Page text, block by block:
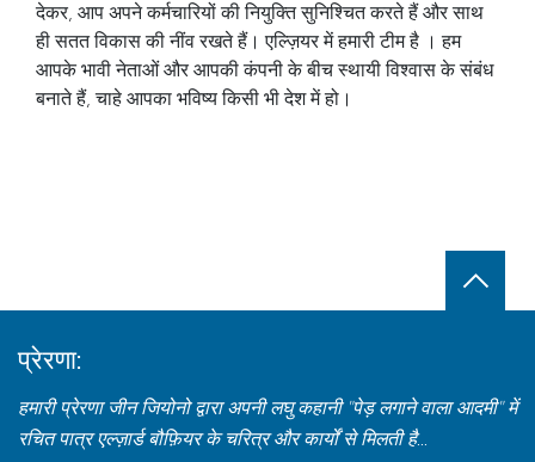
देकर, आप अपने कर्मचारियों की नियुक्ति सुनिश्चित करते हैं और साथ
ही सतत विकास की नींव रखते हैं। एल्ज़ियर में हमारी टीमहै । हम
आपके भावी नेताओं और आपकी कंपनी के बीच स्थायी विश्वास के संबंध
बनाते हैं, चाहे आपका भविष्य किसी भी देश में हो।
प्रेरणा:
हमारी प्रेरणा जीन जियोनो द्वारा अपनी लघु कहानी "पेड़ लगाने वाला आदमी" में
रचित पात्र एल्ज़ार्ड बौफ़ियर के चरित्र और कार्यों से मिलती है...